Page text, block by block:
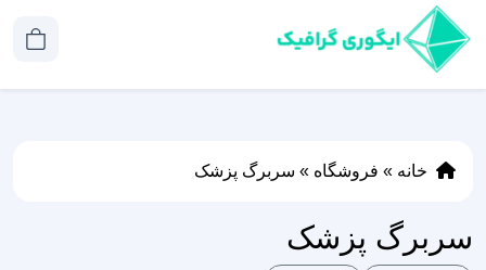
خانه » فروشگاه » سربرگ پزشک
سربرگ پزشک